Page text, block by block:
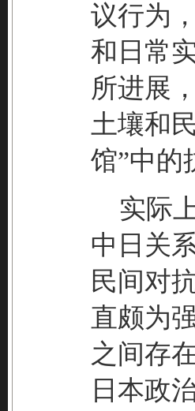
议行为
和日常
所进展
土壤和
馆”中的
实际
中日关
民间对
直颇为
之间存
日本政